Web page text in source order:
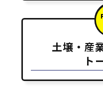
土壌・産
ト